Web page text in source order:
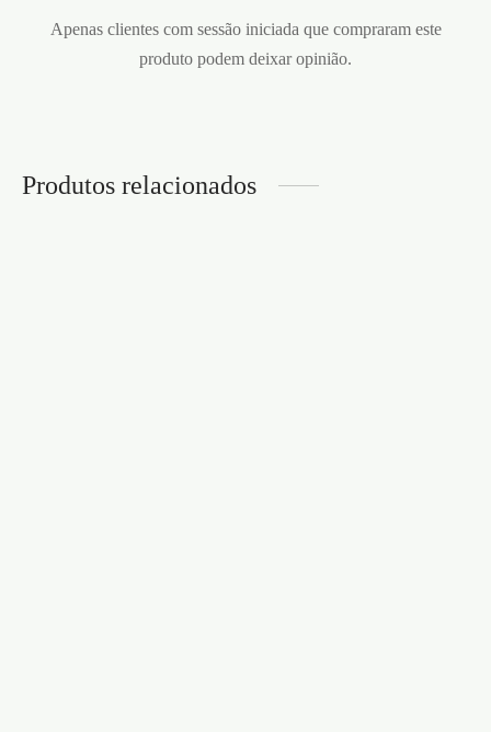
Apenas clientes com sessão iniciada que compraram este
produto podem deixar opinião.
Produtos relacionados